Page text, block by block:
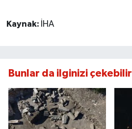
Kaynak: İHA
Bunlar da ilginizi çekebilir